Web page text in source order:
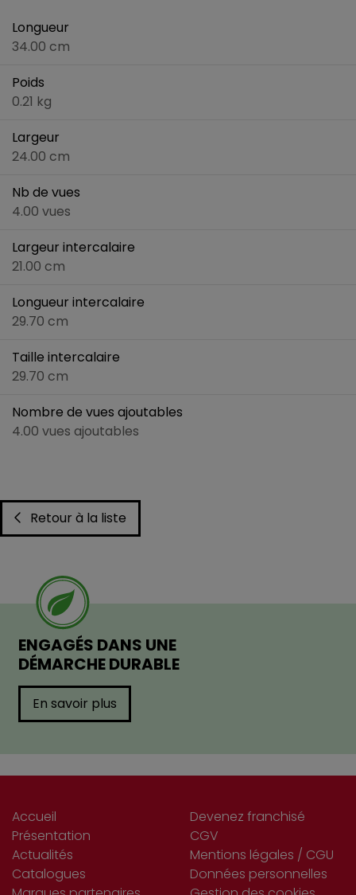
Longueur
34.00 cm
Poids
0.21 kg
Largeur
24.00 cm
Nb de vues
4.00 vues
Largeur intercalaire
21.00 cm
Longueur intercalaire
29.70 cm
Taille intercalaire
29.70 cm
Nombre de vues ajoutables
4.00 vues ajoutables
Retour à la liste
ENGAGÉS DANS UNE
DÉMARCHE DURABLE
En savoir plus
Accueil
Présentation
Actualités
Catalogues
Devenez franchisé
CGV
Mentions légales / CGU
Données personnelles